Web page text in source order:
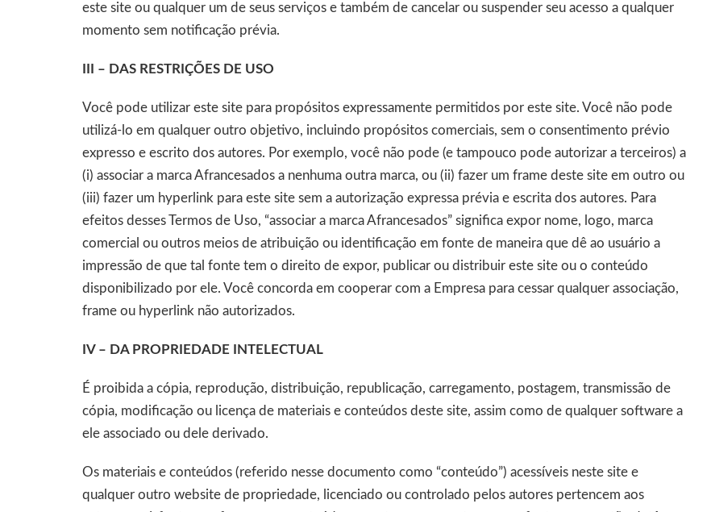
este site ou qualquer um de seus serviços e também de cancelar ou suspender seu acesso a qualquer
momento sem notificação prévia.
III – DAS RESTRIÇÕES DE USO
Você pode utilizar este site para propósitos expressamente permitidos por este site. Você não pode
utilizá-lo em qualquer outro objetivo, incluindo propósitos comerciais, sem o consentimento prévio
expresso e escrito dos autores. Por exemplo, você não pode (e tampouco pode autorizar a terceiros) a
(i) associar a marca Afrancesados a nenhuma outra marca, ou (ii) fazer um frame deste site em outro ou
(iii) fazer um hyperlink para este site sem a autorização expressa prévia e escrita dos autores. Para
efeitos desses Termos de Uso, “associar a marca Afrancesados” significa expor nome, logo, marca
comercial ou outros meios de atribuição ou identificação em fonte de maneira que dê ao usuário a
impressão de que tal fonte tem o direito de expor, publicar ou distribuir este site ou o conteúdo
disponibilizado por ele. Você concorda em cooperar com a Empresa para cessar qualquer associação,
frame ou hyperlink não autorizados.
IV – DA PROPRIEDADE INTELECTUAL
É proibida a cópia, reprodução, distribuição, republicação, carregamento, postagem, transmissão de
cópia, modificação ou licença de materiais e conteúdos deste site, assim como de qualquer software a
ele associado ou dele derivado.
Os materiais e conteúdos (referido nesse documento como “conteúdo”) acessíveis neste site e
qualquer outro website de propriedade, licenciado ou controlado pelos autores pertencem aos